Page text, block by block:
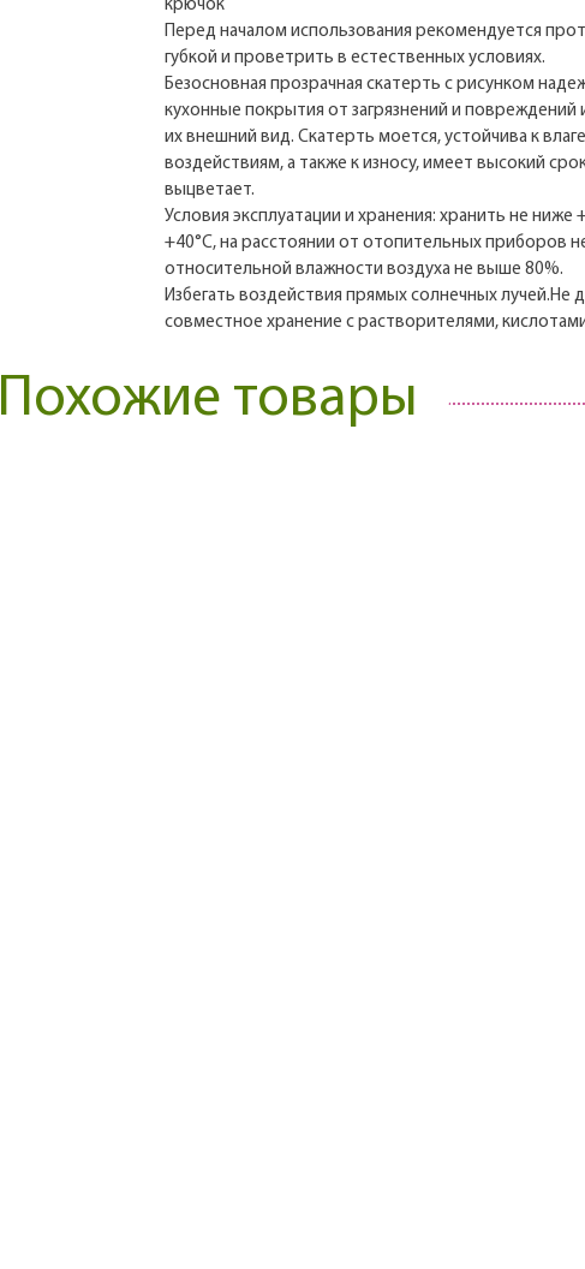
крючок
Перед началом использования рекомендуется
губкой и проветрить в естественных условиях.
Безосновная прозрачная скатерть с рисунком
кухонные покрытия от загрязнений и повреждений
их внешний вид. Скатерть моется, устойчива к
воздействиям, а также к износу, имеет высокий
выцветает.
Условия эксплуатации и хранения: хранить не ниже
+40°С, на расстоянии от отопительных приборов
относительной влажности воздуха не выше 80%.
Избегать воздействия прямых солнечных лучей.Не
совместное хранение с растворителями,
Похожие товары